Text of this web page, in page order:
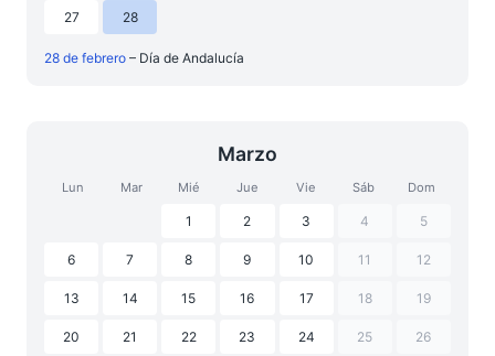
27 28
28 de febrero – Día de Andalucía
Marzo
Lun Mar Mié Jue Vie Sáb Dom
1 2 3 4 5
6 7 8 9 10 11 12
13 14 15 16 17 18 19
20 21 22 23 24 25 26